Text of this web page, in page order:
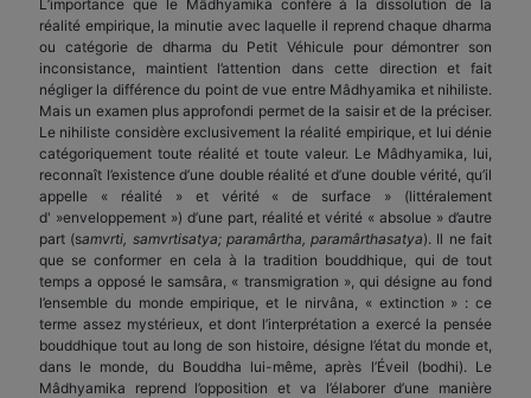
L’importance que le Mâdhyamika confère à la dissolution de la
réalité empirique, la minutie avec laquelle il reprend chaque dharma
ou catégorie de dharma du Petit Véhicule pour démontrer son
inconsistance, maintient l’attention dans cette direction et fait
négliger la différence du point de vue entre Mâdhyamika et nihiliste.
Mais un examen plus approfondi permet de la saisir et de la préciser.
Le nihiliste considère exclusivement la réalité empirique, et lui dénie
catégoriquement toute réalité et toute valeur. Le Mâdhyamika, lui,
reconnaît l’existence d’une double réalité et d’une double vérité, qu’il
appelle « réalité » et vérité « de surface » (littéralement
d' »enveloppement ») d’une part, réalité et vérité « absolue » d’autre
part (samvrti, samvrtisatya; paramârtha, paramârthasatya). Il ne fait
que se conformer en cela à la tradition bouddhique, qui de tout
temps a opposé le samsâra, « transmigration », qui désigne au fond
l’ensemble du monde empirique, et le nirvâna, « extinction » : ce
terme assez mystérieux, et dont l’interprétation a exercé la pensée
bouddhique tout au long de son histoire, désigne l’état du monde et,
dans le monde, du Bouddha lui-même, après l’Éveil (bodhi). Le
Mâdhyamika reprend l’opposition et va l’élaborer d’une manière